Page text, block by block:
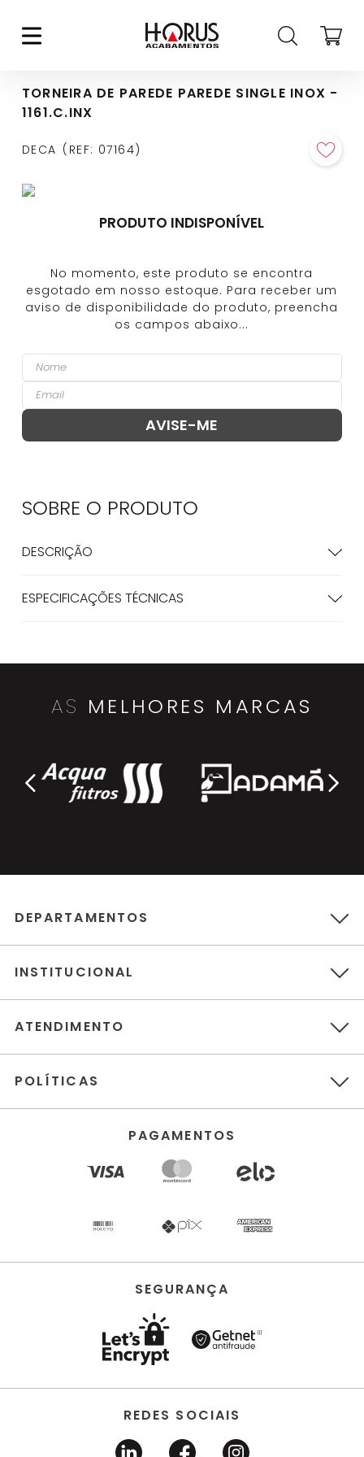
TORNEIRA DE PAREDE PAREDE SINGLE INOX -
1161.C.INX
DECA REF: 07164
PRODUTO INDISPONÍVEL
SOBRE O PRODUTO
DESCRIÇÃO
ESPECIFICAÇÕES TÉCNICAS
AS MELHORES MARCAS
DEPARTAMENTOS
INSTITUCIONAL
ATENDIMENTO
POLÍTICAS
PAGAMENTOS
SEGURANÇA
REDES SOCIAIS